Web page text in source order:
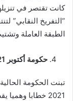
كانت تقتصر في
“التفريخ النقابي”
الطبقة العاملة
حكومة أكتوبر 2021 والاختيارات المتناقضة المقصودة
تبنت الحكومة
2021 خطابا وهميا